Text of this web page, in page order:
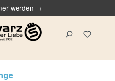
werden →